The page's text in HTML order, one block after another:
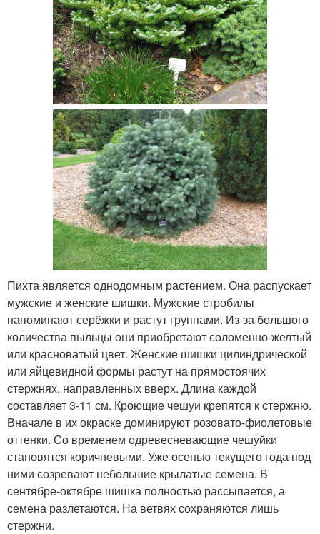
Пихта является однодомным растением. Она распускает
мужские и женские шишки. Мужские стробилы
напоминают серёжки и растут группами. Из-за большого
количества пыльцы они приобретают соломенно-желтый
или красноватый цвет. Женские шишки цилиндрической
или яйцевидной формы растут на прямостоячих
стержнях, направленных вверх. Длина каждой
составляет 3-11 см. Кроющие чешуи крепятся к стержню.
Вначале в их окраске доминируют розовато-фиолетовые
оттенки. Со временем одревесневающие чешуйки
становятся коричневыми. Уже осенью текущего года под
ними созревают небольшие крылатые семена. В
сентябре-октябре шишка полностью рассыпается, а
семена разлетаются. На ветвях сохраняются лишь
стержни.